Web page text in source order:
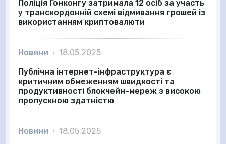
Поліція Гонконгу затримала 12 осіб за участь
у транскордонній схемі відмивання грошей із
використанням криптовалюти
Новини • 18.05.2025
Публічна інтернет-інфраструктура є
критичним обмеженням швидкості та
продуктивності блокчейн-мереж з високою
пропускною здатністю
Новини • 18.05.2025